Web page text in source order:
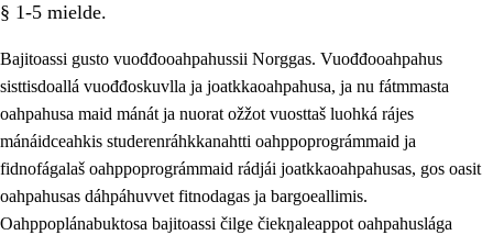
§ 1-5 mielde.
Bajitoassi gusto vuođđooahpahussii Norggas. Vuođđooahpahus
sisttisdoallá vuođđoskuvlla ja joatkkaoahpahusa, ja nu fátmmasta
oahpahusa maid mánát ja nuorat ožžot vuosttaš luohká rájes
mánáidceahkis studerenráhkkanahtti oahppoprográmmaid ja
fidnofágalaš oahppoprográmmaid rádjái joatkkaoahpahusas, gos oasit
oahpahusas dáhpáhuvvet fitnodagas ja bargoeallimis.
Oahppoplánabuktosa bajitoassi čilge čiekŋaleappot oahpahuslága